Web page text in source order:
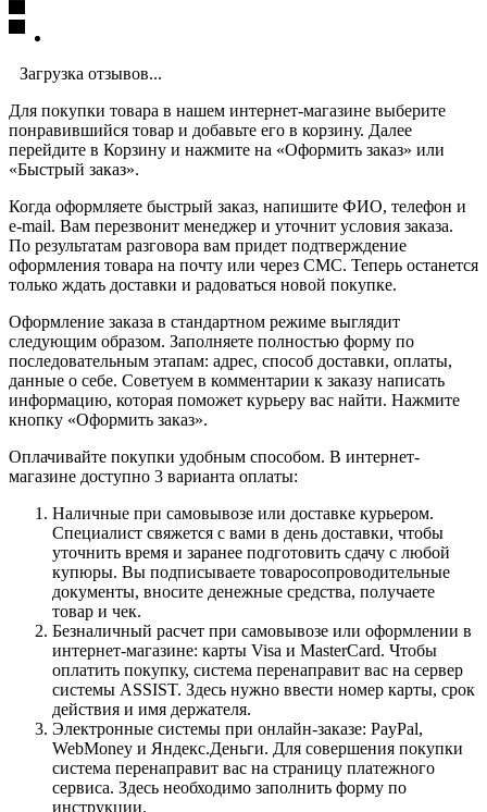
Загрузка отзывов...
Для покупки товара в нашем интернет-магазине выберите
понравившийся товар и добавьте его в корзину. Далее
перейдите в Корзину и нажмите на «Оформить заказ» или
«Быстрый заказ».
Когда оформляете быстрый заказ, напишите ФИО, телефон и
e-mail. Вам перезвонит менеджер и уточнит условия заказа.
По результатам разговора вам придет подтверждение
оформления товара на почту или через СМС. Теперь останется
только ждать доставки и радоваться новой покупке.
Оформление заказа в стандартном режиме выглядит
следующим образом. Заполняете полностью форму по
последовательным этапам: адрес, способ доставки, оплаты,
данные о себе. Советуем в комментарии к заказу написать
информацию, которая поможет курьеру вас найти. Нажмите
кнопку «Оформить заказ».
Оплачивайте покупки удобным способом. В интернет-
магазине доступно 3 варианта оплаты:
Наличные при самовывозе или доставке курьером.
Специалист свяжется с вами в день доставки, чтобы
уточнить время и заранее подготовить сдачу с любой
купюры. Вы подписываете товаросопроводительные
документы, вносите денежные средства, получаете
товар и чек.
Безналичный расчет при самовывозе или оформлении в
интернет-магазине: карты Visa и MasterCard. Чтобы
оплатить покупку, система перенаправит вас на сервер
системы ASSIST. Здесь нужно ввести номер карты, срок
действия и имя держателя.
Электронные системы при онлайн-заказе: PayPal,
WebMoney и Яндекс.Деньги. Для совершения покупки
система перенаправит вас на страницу платежного
сервиса. Здесь необходимо заполнить форму по
инструкции.